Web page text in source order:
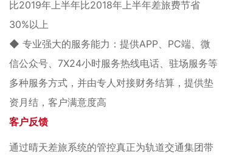
比2019年上半年比2018年上半年差旅费节省
30%以上
◆ 专业强大的服务能力：提供APP、PC端、微
信公众号、7X24小时服务热线电话、驻场服务等
多种服务方式，并由专人对接财务结算，提供垫
资月结，客户满意度高
客户反馈
通过晴天差旅系统的管控真正为轨道交通集团带